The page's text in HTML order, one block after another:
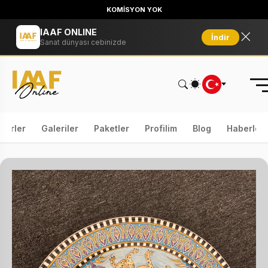
KOMİSYON YOK
IAAF ONLINE
Sanat dünyası cebinizde
İndir
Galeriler Paketler Profilim Blog Haberler